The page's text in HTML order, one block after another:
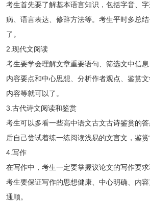
考生首先要了解基本语言知识，包括字音、
病、语言表达、修辞方法等。考生平时多总
了。
2.现代文阅读
考生要学会理解文章重要语句、筛选文中信
内容要点和中心思想、分析作者观点、鉴赏
内容等就可以了。
3.古代诗文阅读和鉴赏
考生可以多看一些高中语文古文古诗鉴赏的答
后自己尝试着练一练阅读浅易的文言文，鉴赏
4.写作
在写作中，考生一定要掌握议论文的写作要
考生要保证写作的思想健康、中心明确、内
通顺。